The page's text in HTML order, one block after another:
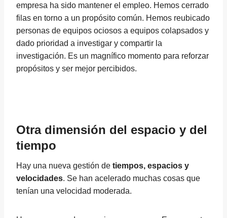
empresa ha sido mantener el empleo. Hemos cerrado
filas en torno a un propósito común. Hemos reubicado
personas de equipos ociosos a equipos colapsados y
dado prioridad a investigar y compartir la
investigación. Es un magnífico momento para reforzar
propósitos y ser mejor percibidos.
Otra dimensión del espacio y del
tiempo
Hay una nueva gestión de tiempos, espacios y
velocidades. Se han acelerado muchas cosas que
tenían una velocidad moderada.